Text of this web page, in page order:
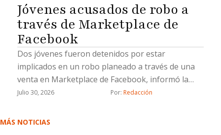
Jóvenes acusados de robo a
través de Marketplace de
Facebook
Dos jóvenes fueron detenidos por estar
implicados en un robo planeado a través de una
venta en Marketplace de Facebook, informó la
Fiscalía General del Estado (FGE).La Fiscalía
“N”, por su probable responsabilidad en el delito
Julio 30, 2026 Por: Redacción
MÁS NOTICIAS